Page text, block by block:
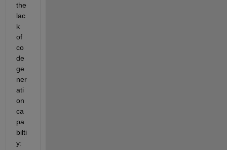
the
lac
k
of
co
de
ge
ner
ati
on
ca
pa
bilti
y: